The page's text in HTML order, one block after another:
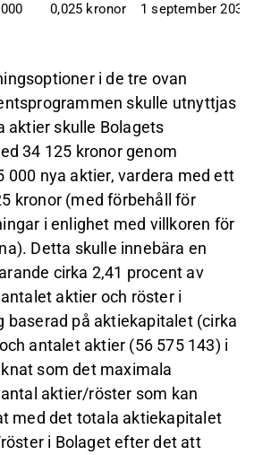
0,025 kronor 1 september
i de tre ovan
skulle utnyttjas
aktier skulle Bolagets
34 125 kronor genom
000 nya aktier, vardera med ett
kronor (med förbehåll för
i enlighet med villkoren för
Detta skulle innebära en
cirka 2,41 procent av
aktier och röster i
baserad på aktiekapitalet (cirka
antalet aktier (56 575 143) i
som det maximala
aktier/röster som kan
med det totala aktiekapitalet
i Bolaget efter det att